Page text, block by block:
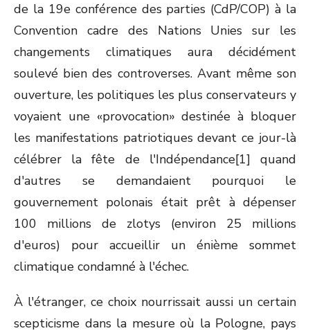
de la 19econférence des parties (CdP/COP) à la
Convention cadre des Nations Unies sur les
changements climatiques aura décidément
soulevé bien des controverses. Avant même son
ouverture, les politiques les plus conservateurs y
voyaient une «provocation» destinée à bloquer
les manifestations patriotiques devant ce jour-là
célébrer la fête de l'Indépendance[1] quand
d'autres se demandaient pourquoi le
gouvernement polonais était prêt à dépenser
100 millions de zlotys (environ 25 millions
d'euros) pour accueillir un énième sommet
climatique condamné à l'échec.
À l'étranger, ce choix nourrissait aussi un certain
scepticisme dans la mesure où la Pologne, pays